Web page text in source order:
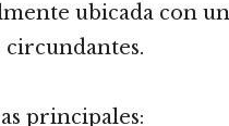
ubicada con
circundantes.
principales: